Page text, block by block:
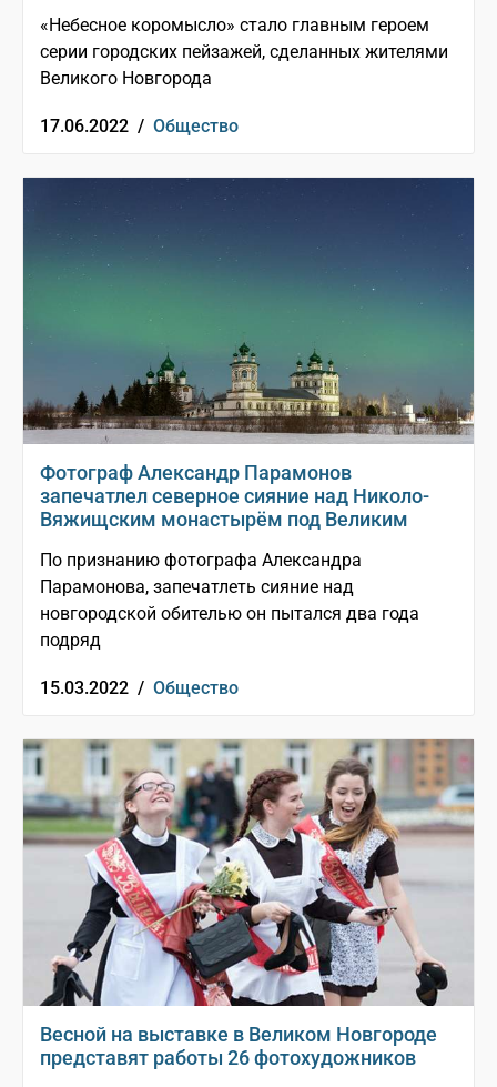
«Небесное коромысло» стало главным героем
серии городских пейзажей, сделанных жителями
Великого Новгорода
17.06.2022 / Общество
Фотограф Александр Парамонов
запечатлел северное сияние над Николо-
Вяжищским монастырём под Великим
По признанию фотографа Александра
Парамонова, запечатлеть сияние над
новгородской обителью он пытался два года
подряд
15.03.2022 / Общество
Весной на выставке в Великом Новгороде
представят работы 26 фотохудожников